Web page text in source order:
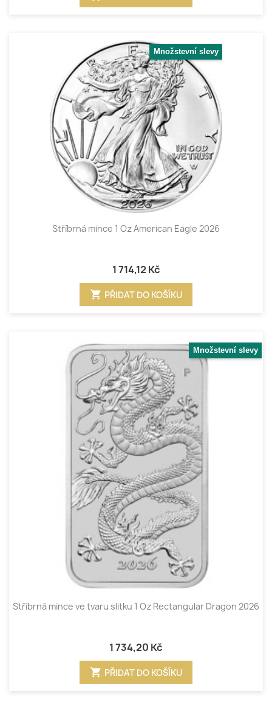
Množstevní slevy
Stříbrná mince 1 Oz American Eagle 2026
1 714,12 Kč
shopping_cart PŘIDAT DO KOŠÍKU
Množstevní slevy
Stříbrná mince ve tvaru slitku 1 Oz Rectangular Dragon 2026
1 734,20 Kč
shopping_cart PŘIDAT DO KOŠÍKU